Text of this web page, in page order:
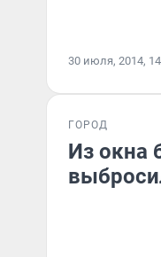
30 июля, 2014,
ГОРОД
Из окна